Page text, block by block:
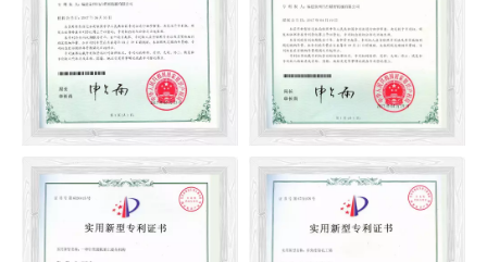
(sáng chế)
bị cam cho máy đan phẳng